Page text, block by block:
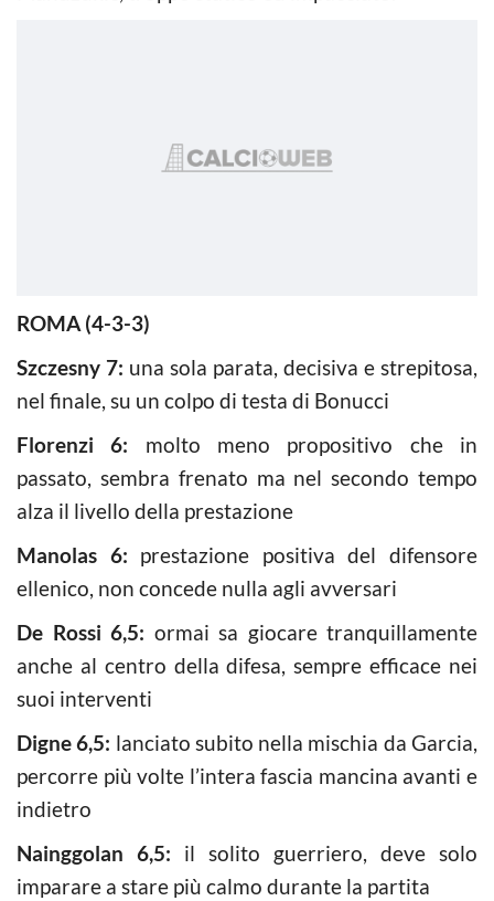
ROMA (4-3-3)
Szczesny 7: una sola parata, decisiva e strepitosa,
nel finale, su un colpo di testa di Bonucci
Florenzi 6: molto meno propositivo che in
passato, sembra frenato ma nel secondo tempo
alza il livello della prestazione
Manolas 6: prestazione positiva del difensore
ellenico, non concede nulla agli avversari
De Rossi 6,5: ormai sa giocare tranquillamente
anche al centro della difesa, sempre efficace nei
suoi interventi
Digne 6,5: lanciato subito nella mischia da Garcia,
percorre più volte l’intera fascia mancina avanti e
indietro
Nainggolan 6,5: il solito guerriero, deve solo
imparare a stare più calmo durante la partita